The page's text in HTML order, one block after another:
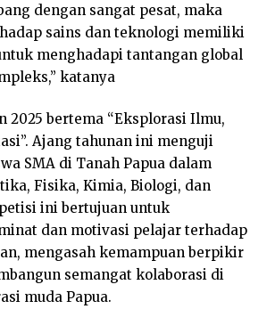
dengan sangat pesat, maka
sains dan teknologi memiliki
menghadapi tantangan global
katanya
2025 bertema “Eksplorasi Ilmu,
Ajang tahunan ini menguji
SMA di Tanah Papua dalam
Fisika, Kimia, Biologi, dan
ini bertujuan untuk
dan motivasi pelajar terhadap
mengasah kemampuan berpikir
semangat kolaborasi di
muda Papua.